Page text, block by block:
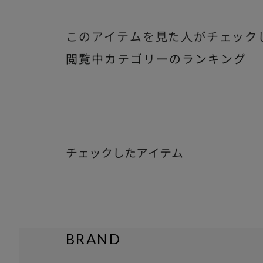
このアイテムを見た人がチェック
閲覧中カテゴリーのランキング
チェックしたアイテム
BRAND